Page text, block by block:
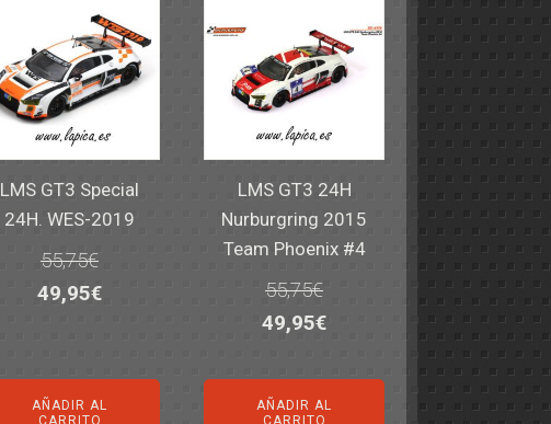
LMS GT3 Special
24H. WES-2019
55,75€
El
49,95€El
AÑADIR AL
CARRITO
LMS GT3 24H
Nurburgring 2015
Team Phoenix #4
55,75€
El
original
49,95€El
actual
AÑADIR AL
CARRITO